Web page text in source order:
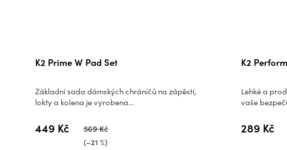
K2 Prime W Pad Set
449 Kč 569 Kč
(–21 %)
Základní sada dámských chráničů na zápěstí,
lokty a kolena je vyrobena...
K2
289 Kč
Lehké a
vaše